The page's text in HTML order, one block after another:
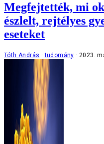
Megfejtették, mi
észlelt, rejtélyes
eseteket
Tóth András tudomány 2023.